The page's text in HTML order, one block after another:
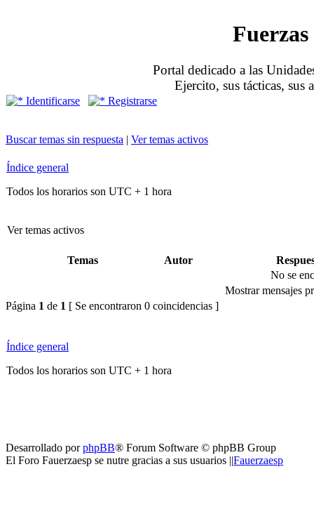
Portal dedicado a las
Ejercito, sus tácticas, sus
Identificarse Registrarse
Buscar temas sin respuesta | Ver temas activos
Índice general
Todos los horarios son UTC + 1 hora
Ver temas activos
Temas Autor
No se
Mostrar mensajes
Página 1 de 1 [ Se encontraron 0 coincidencias ]
Índice general
Todos los horarios son UTC + 1 hora
Desarrollado porphpBB® Forum Software © phpBB Group
El Foro Fauerzaesp se nutre gracias a sus usuarios ||Fauerzaesp